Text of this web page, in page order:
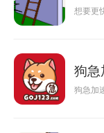
想要更
狗急
狗急加